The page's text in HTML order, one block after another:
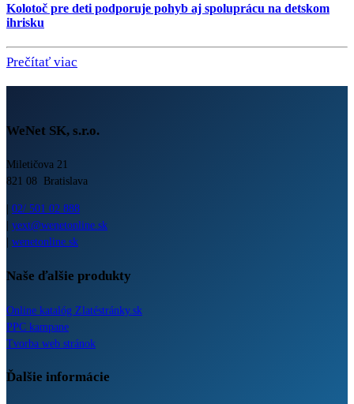
Kolotoč pre deti podporuje pohyb aj spoluprácu na detskom
ihrisku
Prečítať viac
WeNet SK, s.r.o.
Miletičova 21
821 08 Bratislava
02/ 501 02 888
yext@wenetonline.sk
wenetonline.sk
Naše ďalšie produkty
Online katalóg Zlatéstránky.sk
PPC kampane
Tvorba web stránok
Ďalšie informácie